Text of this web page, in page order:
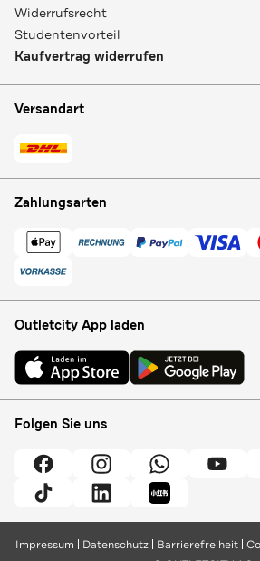
Widerrufsrecht
Studentenvorteil
Kaufvertrag widerrufen
Versandart
Zahlungsarten
Outletcity App laden
Folgen Sie uns
Impressum Datenschutz Barrierefreiheit